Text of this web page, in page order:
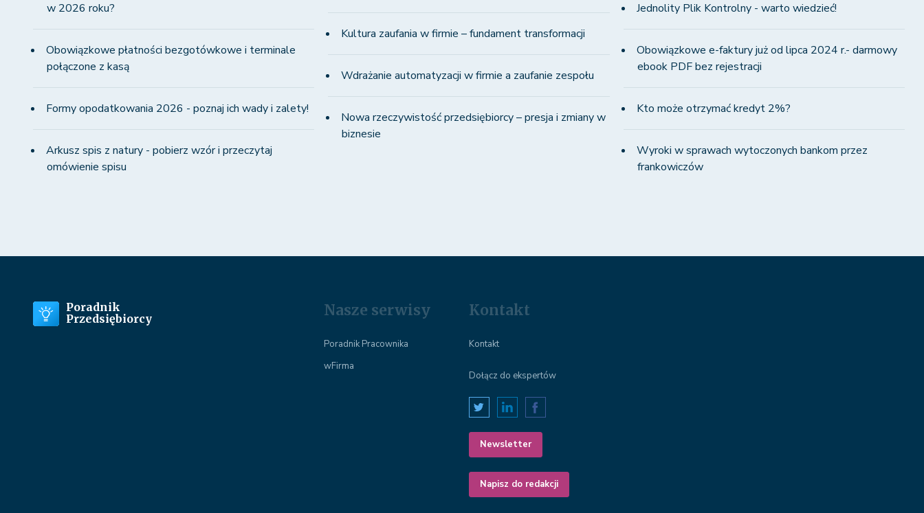
w 2026 roku?
Obowiązkowe płatności bezgotówkowe i terminale
połączone z kasą
Formy opodatkowania 2026 - poznaj ich wady i zalety!
Arkusz spis z natury - pobierz wzór i przeczytaj
omówienie spisu
Kultura zaufania w firmie – fundament transformacji
Wdrażanie automatyzacji w firmie a zaufanie zespołu
Nowa rzeczywistość przedsiębiorcy – presja i zmiany w
biznesie
Jednolity Plik Kontrolny - warto wiedzieć!
Obowiązkowe e-faktury już od lipca 2024 r.- darmowy
ebook PDF bez rejestracji
Kto może otrzymać kredyt 2%?
Wyroki w sprawach wytoczonych bankom przez
frankowiczów
Poradnik
Przedsiębiorcy
Nasze serwisy
Poradnik Pracownika
wFirma
Kontakt
Kontakt
Dołącz do ekspertów
Newsletter
Napisz do redakcji